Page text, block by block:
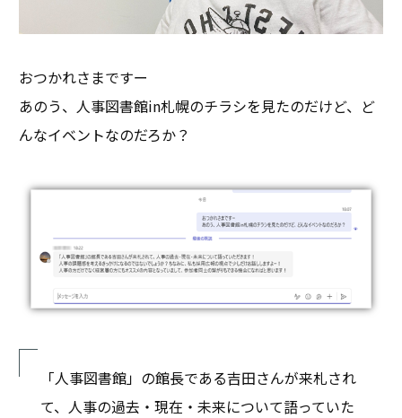
おつかれさまですー
あのう、人事図書館in札幌のチラシを見たのだけど、ど
んなイベントなのだろか？
「人事図書館」の館長である吉田さんが来札され
て、人事の過去・現在・未来について語っていた